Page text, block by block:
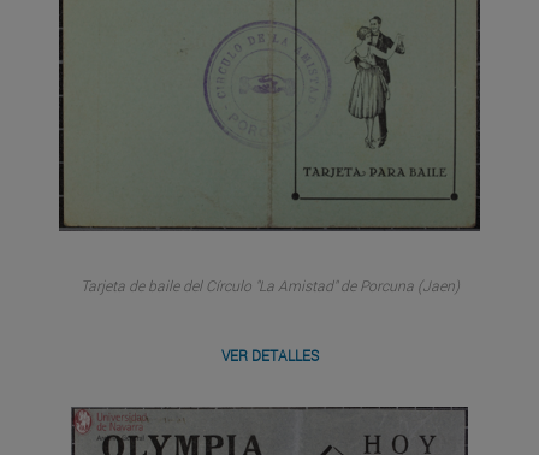
Tarjeta de baile del Círculo "La Amistad" de Porcuna (Jaen)
VER DETALLES